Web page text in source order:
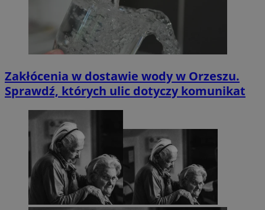
Zakłócenia w dostawie wody w Orzeszu.
Sprawdź, których ulic dotyczy komunikat